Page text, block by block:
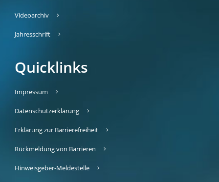
Videoarchiv
Jahresschrift
Quicklinks
Impressum
Datenschutzerklärung
Erklärung zur Barrierefreiheit
Rückmeldung von Barrieren
Hinweisgeber-Meldestelle